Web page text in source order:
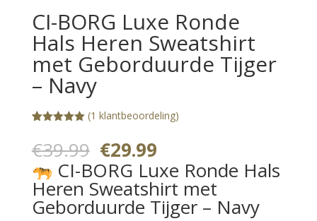
CI-BORG Luxe Ronde
Hals Heren Sweatshirt
met Geborduurde Tijger
– Navy
gebaseerd
klantbeoorde
ling
(1 klantbeoordeling)
€39.99 Oorspronkelijke
prijs
was:
€39.99.
€29.99Huidige
prijs
is:
€29.99.
CI-BORG Luxe Ronde Hals
Heren Sweatshirt met
Geborduurde Tijger – Navy